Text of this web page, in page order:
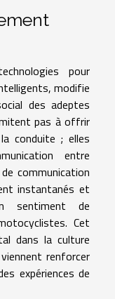
pour
modifie
des adeptes
pas à offrir
conduite ; elles
entre
communication
instantanés et
sentiment de
Cet
dans la culture
renforcer
expériences de